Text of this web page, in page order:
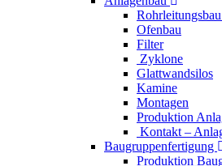
Ofenbau
Filter
Zyklone
Glattwandsilos
Kamine
Montagen
Produktion
Kontakt –
Baugruppenfertigung
Produktion